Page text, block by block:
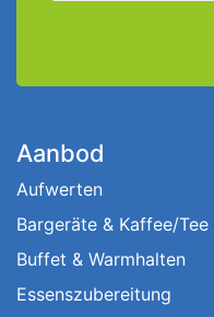
Aanbod
Aufwerten
Bargeräte & Kaffee/Tee
Buffet & Warmhalten
Essenszubereitung